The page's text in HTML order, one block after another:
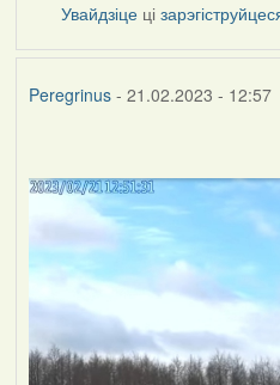
Увайдзіце ці
Peregrinus- 21.02.2023 - 12:57